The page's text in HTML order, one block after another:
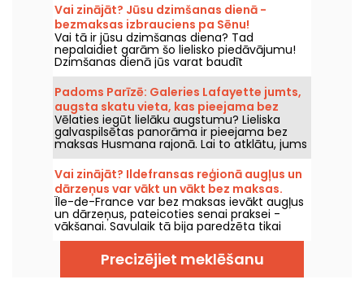
Vai zinājāt? Jūsu dzimšanas dienā -
bezmaksas izbrauciens pa Sēnu!
Vai tā ir jūsu dzimšanas diena? Tad
nepalaidiet garām šo lielisko piedāvājumu!
Dzimšanas dienā jūs varat baudīt
bezmaksas izbraucienu pa Sēnu Parīzē.
Ikoniska aktivitāte, lai atzīmētu šo notikumu!
Padoms Parīzē: Galeries Lafayette jumts,
augsta skatu vieta, kas pieejama bez
maksas.
Vēlaties iegūt lielāku augstumu? Lieliska
galvaspilsētas panorāma ir pieejama bez
maksas Husmana rajonā. Lai to atklātu, jums
jādodas uz vienu no Parīzes ikoniskajiem
universālveikaliem Galeries Lafayette, no
kura jumta paveras elpu aizraujošs Parīzes
skats... un tas ir bez maksas!
Vai zinājāt? Ildefransas reģionā augļus un
dārzeņus var vākt un vākt bez maksas.
Île-de-France var bez maksas ievākt augļus
un dārzeņus, pateicoties senai praksei -
vākšanai. Savulaik tā bija paredzēta tikai
vistrūcīgākajiem, bet tagad tā ir ieguvusi
jaunu elpu, piesaistot plašu cilvēku loku, kuri
vēlas samazināt pārtikas atkritumu
daudzumu. Mēs jums pastāstīsim, kā.
Precizējiet meklēšanu